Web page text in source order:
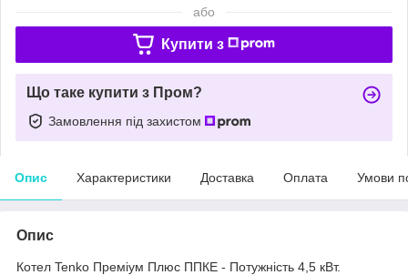
або
Купити з
Що таке купити з Пром?
Замовлення під захистом
Опис Характеристики Доставка Оплата Умови
Опис
Котел Tenko Преміум Плюс ППКЕ - Потужність 4,5 кВт.